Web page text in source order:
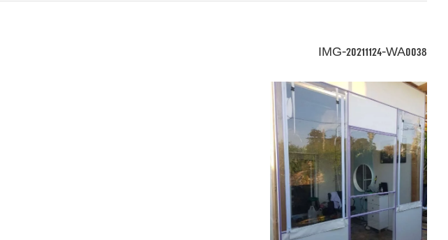
IMG-20211124-WA0038